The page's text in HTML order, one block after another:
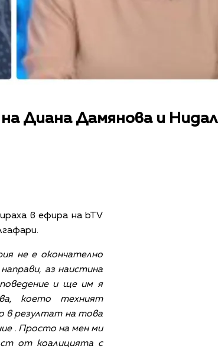
Диана Дамянова и Нидал
в ефира на bTV
не е окончателно
аз наистина
и ще им я
което техният
в резултат на това
. Просто на мен ми
от коалицията с